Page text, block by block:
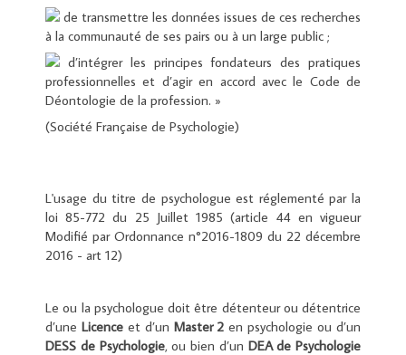
de transmettre les données issues de ces recherches
à la communauté de ses pairs ou à un large public ;
d’intégrer les principes fondateurs des pratiques
professionnelles et d’agir en accord avec le Code de
Déontologie de la profession. »
(Société Française de Psychologie)
L'usage du titre de psychologue est réglementé par la
loi 85-772 du 25 Juillet 1985 (article 44 en vigueur
Modifié par Ordonnance n°2016-1809 du 22 décembre
2016 - art 12)
Le ou la psychologue doit être détenteur ou détentrice
d’une Licenceet d’un Master 2en psychologie ou d’un
DESS de Psychologie, ou bien d’un DEA de Psychologie